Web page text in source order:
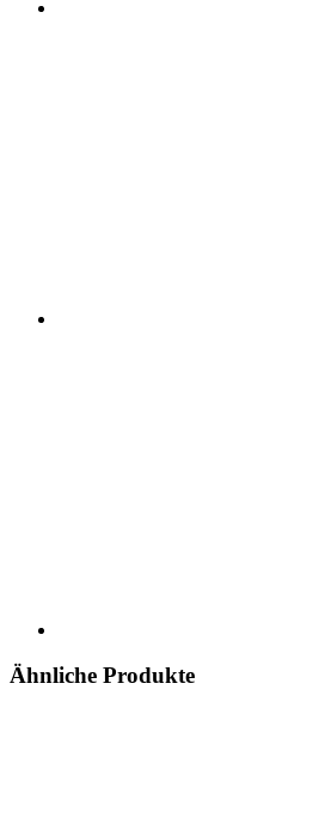
Ähnliche Produkte